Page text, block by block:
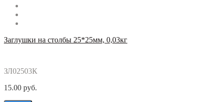
Заглушки на столбы 25*25мм, 0,03кг
ЗЛ02503К
15.00 руб.